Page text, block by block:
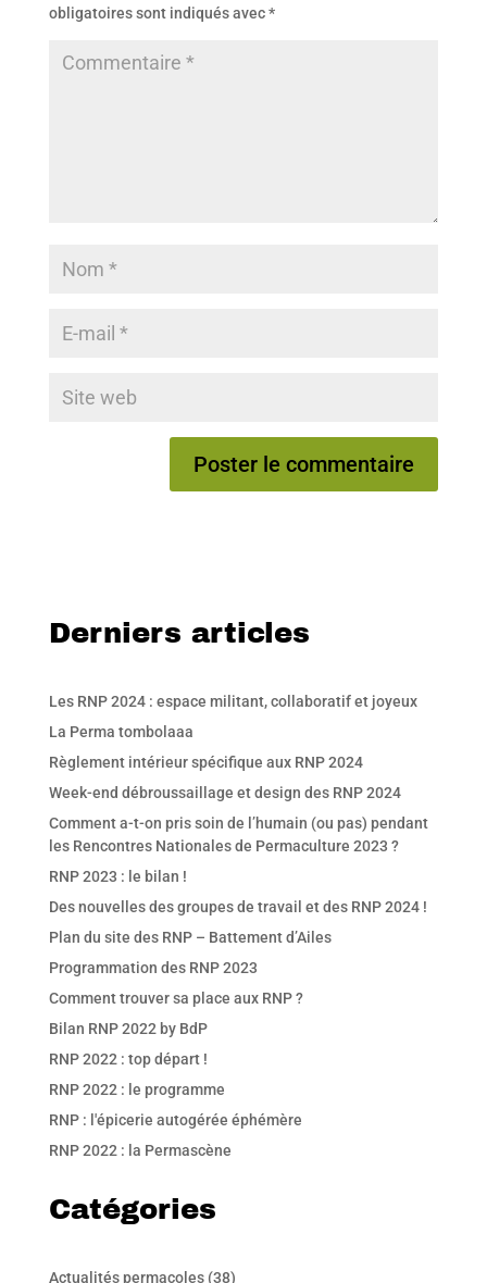
obligatoires sont indiqués avec*
Derniers articles
Les RNP 2024 : espace militant, collaboratif et joyeux
La Perma tombolaaa
Règlement intérieur spécifique aux RNP 2024
Week-end débroussaillage et design des RNP 2024
Comment a-t-on pris soin de l’humain (ou pas) pendant
les Rencontres Nationales de Permaculture 2023 ?
RNP 2023 : le bilan !
Des nouvelles des groupes de travail et des RNP 2024 !
Plan du site des RNP – Battement d’Ailes
Programmation des RNP 2023
Comment trouver sa place aux RNP ?
Bilan RNP 2022 by BdP
RNP 2022 : top départ !
RNP 2022 : le programme
RNP : l'épicerie autogérée éphémère
RNP 2022 : la Permascène
Catégories
Actualités permacoles(38)